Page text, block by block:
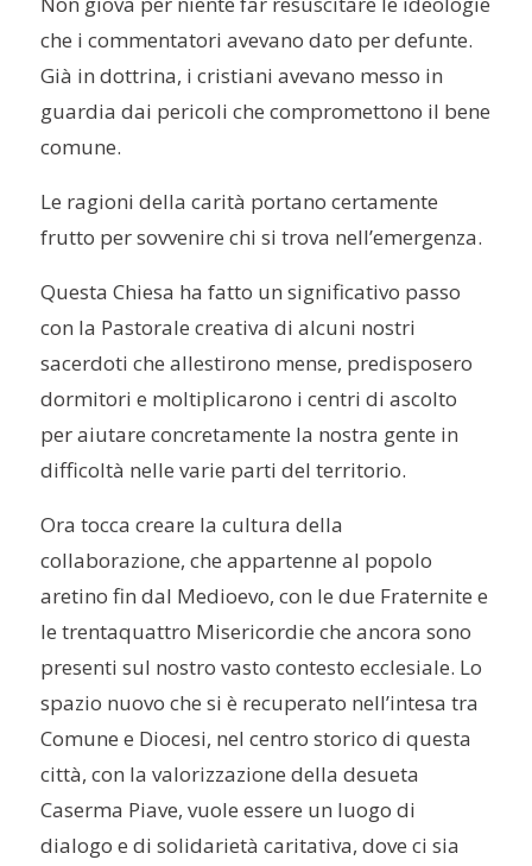
che i commentatori avevano dato per defunte.
Già in dottrina, i cristiani avevano messo in
guardia dai pericoli che compromettono il bene
comune.
Le ragioni della carità portano certamente
frutto per sovvenire chi si trova nell’emergenza.
Questa Chiesa ha fatto un significativo passo
con la Pastorale creativa di alcuni nostri
sacerdoti che allestirono mense, predisposero
dormitori e moltiplicarono i centri di ascolto
per aiutare concretamente la nostra gente in
difficoltà nelle varie parti del territorio.
Ora tocca creare la cultura della
collaborazione, che appartenne al popolo
aretino fin dal Medioevo, con le due Fraternite e
le trentaquattro Misericordie che ancora sono
presenti sul nostro vasto contesto ecclesiale. Lo
spazio nuovo che si è recuperato nell’intesa tra
Comune e Diocesi, nel centro storico di questa
città, con la valorizzazione della desueta
Caserma Piave, vuole essere un luogo di
dialogo e di solidarietà caritativa, dove ci sia